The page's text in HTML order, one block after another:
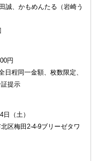
、かもめんたる（岩崎う
円
程同一金額、枚数限定、
提示
（土）
区梅田2-4-9ブリーゼタワ